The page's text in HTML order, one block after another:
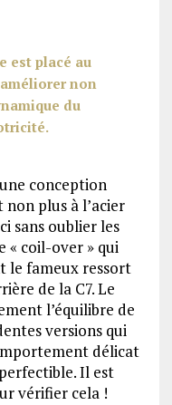
est placé au
non
du
conception
plus à l’acier
sans oublier les
« coil-over » qui
le fameux ressort
de la C7. Le
l’équilibre de
versions qui
délicat
Il est
vérifier cela !